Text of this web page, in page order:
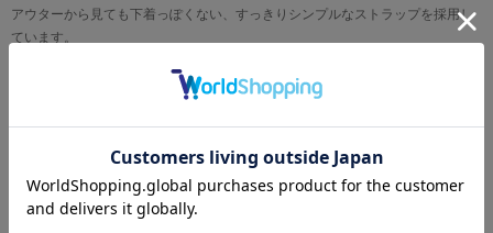
アウターから見ても下着っぽくない、すっきりシンプルなストラップを採用し
ています。
D80、EーF65-80サイズはカップサイドボーンが2本になります。
D80、E75-80、F70-80サイズは、カップ表生地サイド切替有。横流れ防止仕様
を採用しています。
ブランド